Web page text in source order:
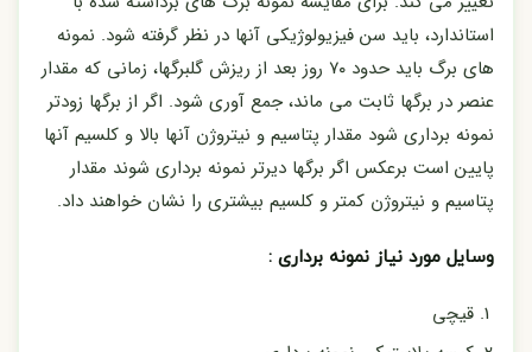
استاندارد، باید سن فیزیولوژیکی آنها در نظر گرفته شود. نمونه
های برگ باید حدود ۷۰ روز بعد از ریزش گلبرگها، زمانی که مقدار
عنصر در برگها ثابت می ماند، جمع آوری شود. اگر از برگها زودتر
نمونه برداری شود مقدار پتاسیم و نیتروژن آنها بالا و کلسیم آنها
پایین است برعکس اگر برگها دیرتر نمونه برداری شوند مقدار
پتاسیم و نیتروژن کمتر و کلسیم بیشتری را نشان خواهند داد.
وسایل مورد نیاز نمونه برداری :
قیچی